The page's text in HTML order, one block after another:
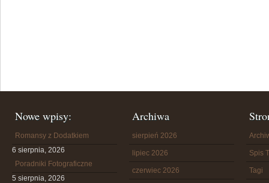
Nowe wpisy:
Romansy z Dodatkiem
6 sierpnia, 2026
Poradniki Fotograficzne
5 sierpnia, 2026
Archiwa
sierpień 2026
lipiec 2026
czerwiec 2026
Spis
Tagi